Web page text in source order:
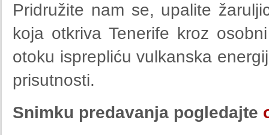
Pridružite nam se, upalite
koja otkriva Tenerife kroz
otoku isprepliću vulkanska
prisutnosti.
Snimku predavanja pogledajte